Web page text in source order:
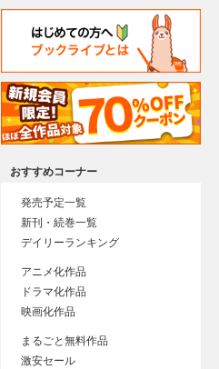
おすすめコーナー
発売予定一覧
新刊・続巻一覧
デイリーランキング
アニメ化作品
ドラマ化作品
映画化作品
まるごと無料作品
激安セール